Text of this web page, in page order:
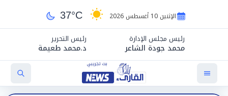
الإثنين 10 أغسطس 2026 37°C
رئيس مجلس الإدارة
محمد جودة الشاعر
رئيس التحرير
د.محمد طعيمة